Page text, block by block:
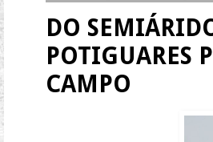
DO
POTIGUARES
CAMPO